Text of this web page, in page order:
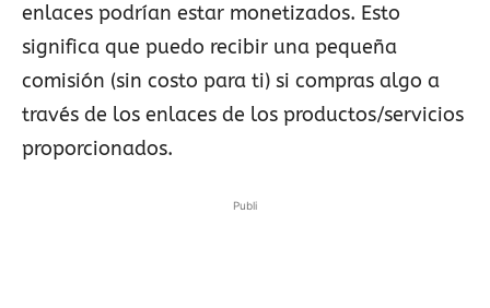
enlaces podrían estar monetizados. Esto
significa que puedo recibir una pequeña
comisión (sin costo para ti) si compras algo a
través de los enlaces de los productos/servicios
proporcionados.
Publi